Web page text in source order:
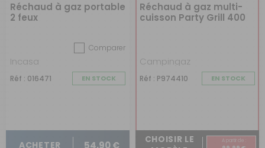
Réchaud à gaz portable
2 feux
Comparer
Incasa
Réf : 016471 EN STOCK
ACHETER 54,90 €
Réchaud à gaz multi-
cuisson Party Grill 400
Campingaz
Réf : P974410 EN STOCK
CHOISIR LE
A partir de :